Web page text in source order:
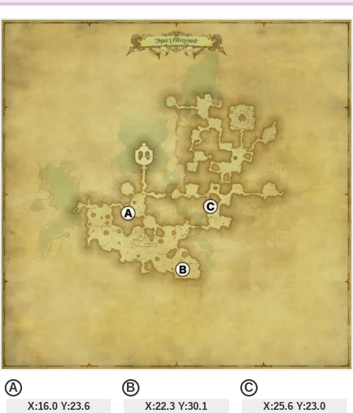
X:16.0 Y:23.6
A
X:22.3 Y:30.1
B
X:25.6 Y:23.0
C